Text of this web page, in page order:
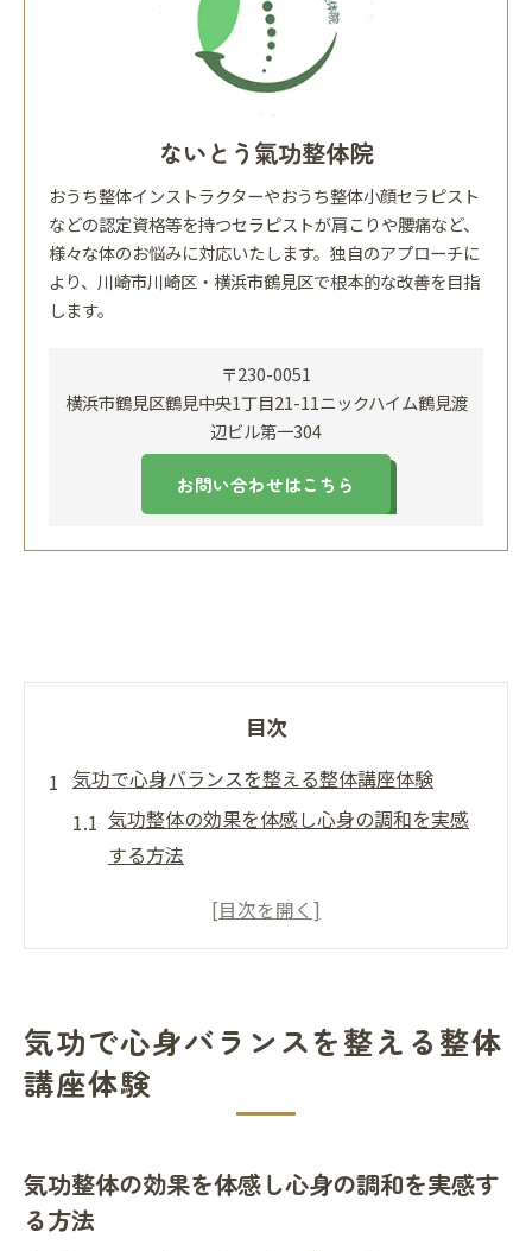
ないとう氣功整体院
おうち整体インストラクターやおうち整体小顔セラピスト
などの認定資格等を持つセラピストが肩こりや腰痛など、
様々な体のお悩みに対応いたします。独自のアプローチに
より、川崎市川崎区・横浜市鶴見区で根本的な改善を目指
します。
〒230-0051
横浜市鶴見区鶴見中央1丁目21-11ニックハイム鶴見渡
辺ビル第一304
お問い合わせはこちら
目次
気功で心身バランスを整える整体講座体験
気功整体の効果を体感し心身の調和を実感
する方法
整体と気功で日常のストレス緩和とリラッ
クスを促す秘訣
気功整体が導く自然治癒力の高め方とその
実践例
整体講座参加者が感じた気功のリフレッシ
整体と気功をおうちで学ぶ新たな選択肢
気功で心身バランスを整える整体
講座体験
気功整体の効果を体感し心身の調和を実感す
る方法